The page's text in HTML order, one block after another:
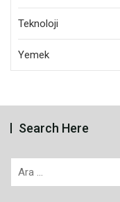
Teknoloji
Yemek
Search Here
Arama: